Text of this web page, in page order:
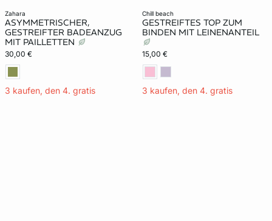
zahara
ASYMMETRISCHER,
GESTREIFTER BADEANZUG
MIT PAILLETTEN
30,00 €
3 kaufen, den 4. gratis
chill beach
GESTREIFTES TOP ZUM
BINDEN MIT LEINENANTEIL
15,00 €
3 kaufen, den 4. gratis